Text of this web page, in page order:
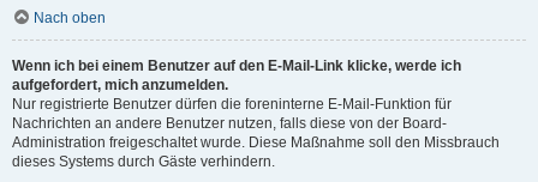
Nach oben
Wenn ich bei einem Benutzer auf den E-Mail-Link klicke, werde ich
aufgefordert, mich anzumelden.
Nur registrierte Benutzer dürfen die foreninterne E-Mail-Funktion für
Nachrichten an andere Benutzer nutzen, falls diese von der Board-
Administration freigeschaltet wurde. Diese Maßnahme soll den Missbrauch
dieses Systems durch Gäste verhindern.